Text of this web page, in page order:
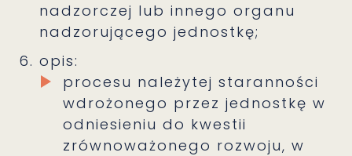
nadzorczej lub innego organu
nadzorującego jednostkę;
opis:
procesu należytej staranności
wdrożonego przez jednostkę w
odniesieniu do kwestii
zrównoważonego rozwoju, w